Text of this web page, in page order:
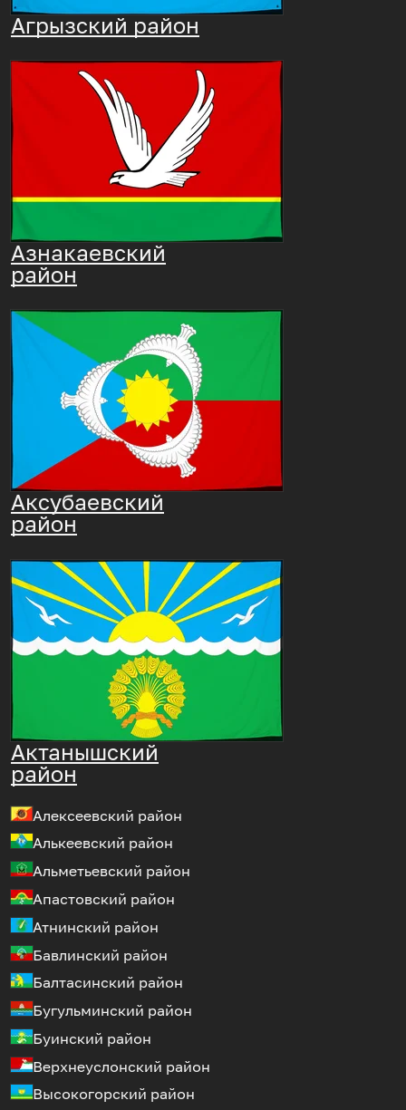
Агрызский район
Азнакаевский
район
Аксубаевский
район
Актанышский
район
Алексеевский район
Алькеевский район
Альметьевский район
Апастовский район
Атнинский район
Бавлинский район
Балтасинский район
Бугульминский район
Буинский район
Верхнеуслонский район
Высокогорский район